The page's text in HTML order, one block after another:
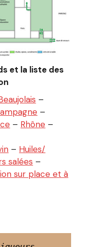
et la liste des
–
–
– Rhône –
– Huiles/
salées –
sur place et à